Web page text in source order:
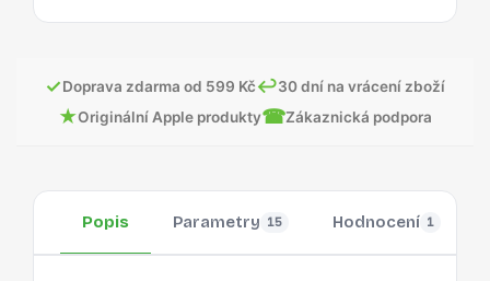
✓Doprava zdarma od 599 Kč↩30 dní na vrácení zboží
★Originální Apple produkty☎Zákaznická podpora
Popis Parametry 15 Hodnocení 1